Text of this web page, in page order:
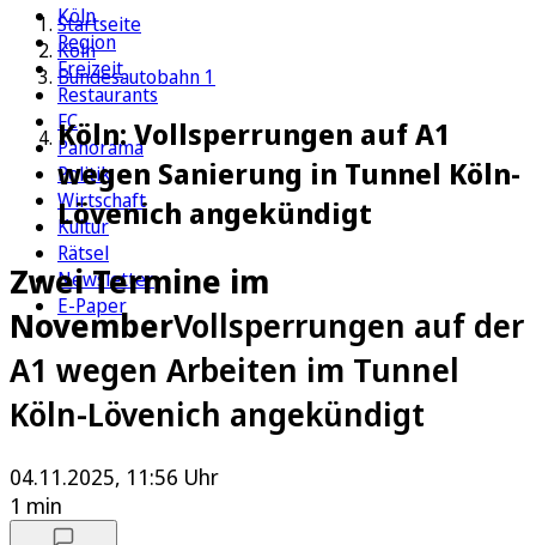
Köln
Region
Freizeit
Restaurants
FC
Panorama
Politik
Wirtschaft
Kultur
Rätsel
Newsletter
E-Paper
Startseite
Köln
Bundesautobahn 1
Köln: Vollsperrungen auf A1
wegen Sanierung in Tunnel Köln-
Lövenich angekündigt
Zwei Termine im
NovemberVollsperrungen auf der
A1 wegen Arbeiten im Tunnel
Köln-Lövenich angekündigt
04.11.2025, 11:56 Uhr
1 min